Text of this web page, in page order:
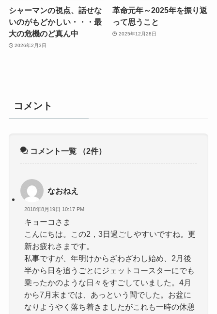
シャーマンの視点、話せな
いのがもどかしい・・・最
大の危機のど真ん中
2026年2月3日
革命元年～2025年を振り返
って思うこと
2025年12月28日
コメント
コメント一覧 （2件）
なおねえ
2018年8月19日 10:17 PM
キョーコさま
こんにちは。この2，3日過ごしやすいですね。更
新お疲れさまです。
私事ですが、年明けからざわざわし始め、2月後
半から日を追うごとにジェットコースターにでも
乗ったかのような日々をすごしていました。4月
から7月末までは、あっという間でした。お盆に
なりようやく落ち着きましたがこれも一時の休憩